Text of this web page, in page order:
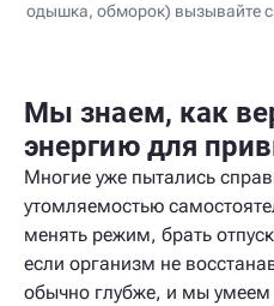
одышка, обморок) вызывайте
Мы знаем, как
энергию для
Многие уже пытались
утомляемостью
менять режим, брать
если организм не
обычно глубже, и мы умеем